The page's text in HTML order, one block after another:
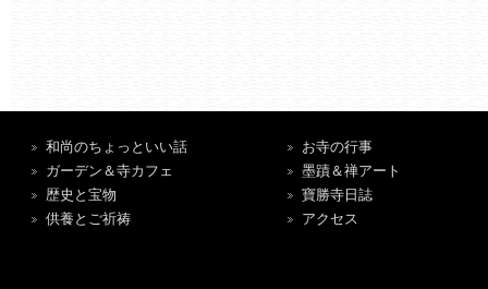
和尚のちょっといい話
ガーデン＆寺カフェ
歴史と宝物
供養とご祈祷
お寺の行事
墨蹟＆禅アート
寶勝寺日誌
アクセス